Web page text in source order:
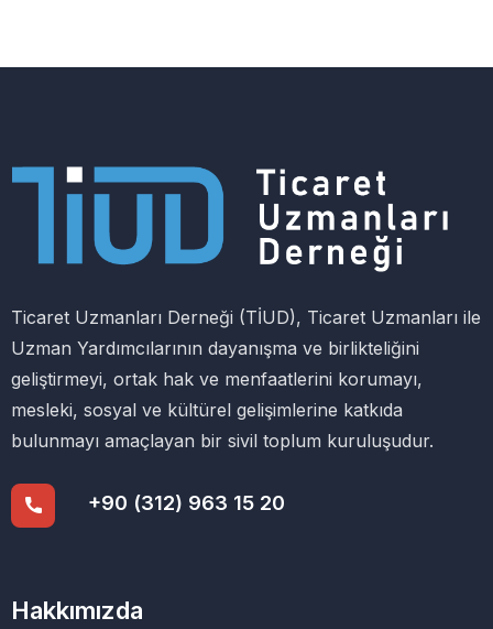
Ticaret Uzmanları Derneği (TİUD), Ticaret Uzmanları ile
Uzman Yardımcılarının dayanışma ve birlikteliğini
geliştirmeyi, ortak hak ve menfaatlerini korumayı,
mesleki, sosyal ve kültürel gelişimlerine katkıda
bulunmayı amaçlayan bir sivil toplum kuruluşudur.
+90 (312) 963 15 20
Hakkımızda